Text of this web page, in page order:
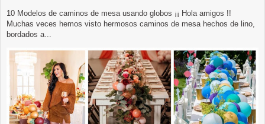
10 Modelos de caminos de mesa usando globos ¡¡ Hola amigos !!
Muchas veces hemos visto hermosos caminos de mesa hechos de lino,
bordados a...